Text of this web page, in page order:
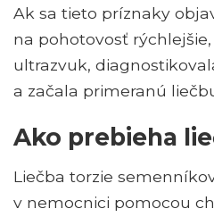
Ak sa tieto príznaky
na pohotovosť
ultrazvuk,
a začala primeranú
Ako prebieha
Liečba torzie
v nemocnici pomocou